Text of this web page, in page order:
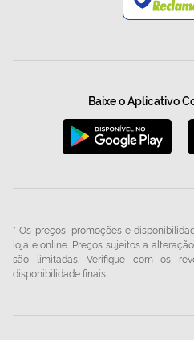
Baixe o Aplicativo
* Os preços, promoções e
loja e online. Preços sujeitos a
são limitadas. Verifique com os
disponibilidade finais.